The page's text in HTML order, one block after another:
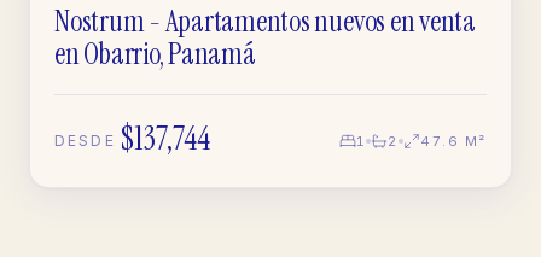
APARTAMENTO
Nostrum - Apartamentos nuevos en venta
en Obarrio, Panamá
DESDE $137,744 1 2 47.6 M²